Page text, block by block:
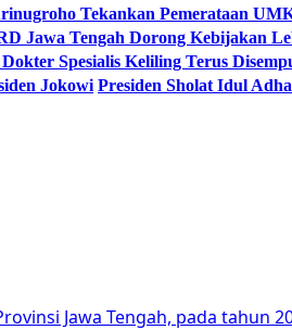
Tekankan Pemerataan
Jawa Tengah Dorong Kebijakan
Spesialis Keliling Terus
Jokowi Presiden Sholat Idul